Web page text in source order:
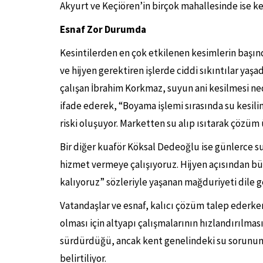
Akyurt ve Keçiören’in birçok mahallesinde ise
Esnaf Zor Durumda
Kesintilerden en çok etkilenen kesimlerin
ve hijyen gerektiren işlerde ciddi sıkıntılar
çalışan İbrahim Korkmaz, suyun ani kesilmesi
ifade ederek, “Boyama işlemi sırasında su
riski oluşuyor. Marketten su alıp ısıtarak
Bir diğer kuaför Köksal Dedeoğlu ise günlerce
hizmet vermeye çalışıyoruz. Hijyen açısından
kalıyoruz” sözleriyle yaşanan mağduriyeti dile
Vatandaşlar ve esnaf, kalıcı çözüm talep
olması için altyapı çalışmalarının
sürdürdüğü, ancak kent genelindeki su
belirtiliyor.